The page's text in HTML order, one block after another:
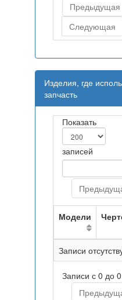
Предыдущая
Следующая
Изделия, где
запчасть
Показать
записей
Модели
Записи
Записи с 0 до